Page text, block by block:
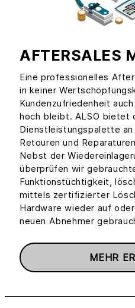
AFTERSALES
Eine professionelles
in keiner
Kundenzufriedenheit
hoch bleibt. ALSO bietet
Dienstleistungspalette
Retouren und
Nebst der
überprüfen wir
Funktionstüchtigkeit,
mittels zertifizierter
Hardware wieder auf
neuen Abnehmer
MEHR